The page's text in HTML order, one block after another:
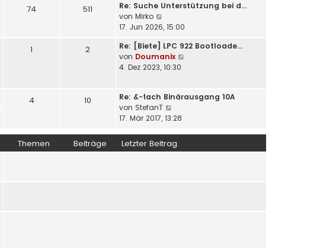
g
r
g
r
e
i
t
r
e
t
r
B
e
t
r
a
74 511
Re: Suche Unterstützung bei d…
von Mirko
e
e
s
t
B
e
t
r
a
17. Jun 2026, 15:00
1 2
Re: [Biete] LPC 922 Bootloade…
von Doumanix
s
e
4. Dez 2023, 10:30
4 10
Re: &-fach Binärausgang 10A
von StefanT
e
s
17. Mär 2017, 13:28
Themen Beiträge Letzter Beitrag